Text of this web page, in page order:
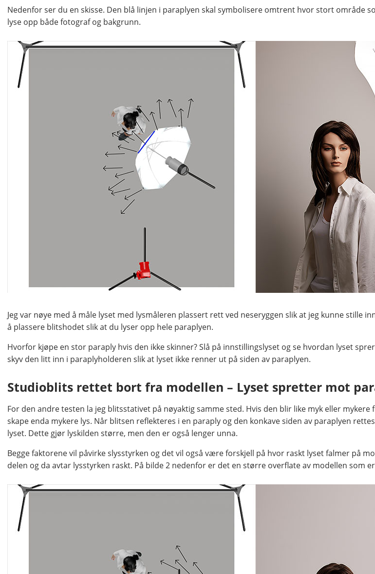
Nedenfor ser du en skisse. Den blå linjen i paraplyen skal symbolisere omtrent hvor stort område
lyse opp både fotograf og bakgrunn.
Jeg var nøye med å måle lyset med lysmåleren plassert rett ved neseryggen slik at jeg kunne stille
å plassere blitshodet slik at du lyser opp hele paraplyen.
Hvorfor kjøpe en stor paraply hvis den ikke skinner? Slå på innstillingslyset og se hvordan lyset
skyv den litt inn i paraplyholderen slik at lyset ikke renner ut på siden av paraplyen.
Studioblits rettet bort fra modellen – Lyset spretter mot
For den andre testen la jeg blitsstativet på nøyaktig samme sted. Hvis den blir like myk eller
skape enda mykere lys. Når blitsen reflekteres i en paraply og den konkave siden av paraplyen
lyset. Dette gjør lyskilden større, men den er også lenger unna.
Begge faktorene vil påvirke slysstyrken og det vil også være forskjell på hvor raskt lyset falmer på
delen og da avtar lysstyrken raskt. På bilde 2 nedenfor er det en større overflate av modellen som